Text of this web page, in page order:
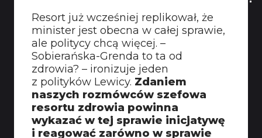
Resort już wcześniej replikował, że
minister jest obecna w całej sprawie,
ale politycy chcą więcej. –
Sobierańska-Grenda to ta od
zdrowia? – ironizuje jeden
z polityków Lewicy. Zdaniem
naszych rozmówców szefowa
resortu zdrowia powinna
wykazać w tej sprawie inicjatywę
i reagować zarówno w sprawie